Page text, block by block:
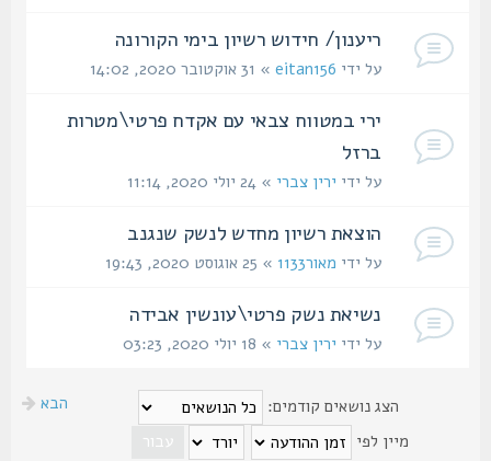
ריענון/ חידוש רשיון בימי הקורונה
על ידיeitan156» 31 אוקטובר 2020, 14:02
ירי במטווח צבאי עם אקדח פרטי\מטרות
ברזל
על ידיירין צברי » 24 יולי 2020, 11:14
הוצאת רשיון מחדש לנשק שנגנב
על ידימאור1133 » 25 אוגוסט 2020, 19:43
נשיאת נשק פרטי\עונשין אבידה
על ידיירין צברי » 18 יולי 2020, 03:23
הצג נושאים קודמים:
מיין לפי